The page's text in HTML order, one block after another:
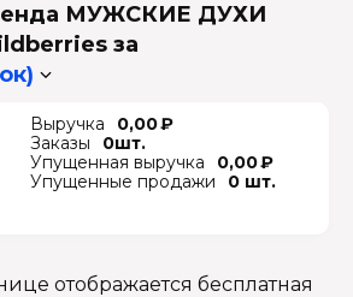
МУЖСКИЕ ДУХИ
за
Выручка
0,00 ₽
Заказы
0шт.
Упущенная выручка
0,00 ₽
Упущенные продажи
0 шт.
отображается бесплатная